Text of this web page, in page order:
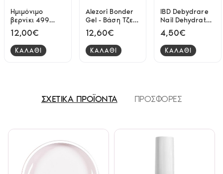
Ημιμόνιμο
βερνίκι 499
mahogany red
15ml Laloo
12,00€
ΚΑΛΑΘΙ
Alezori Bonder
Gel - Βάση Τζελ
15ml
12,60€
ΚΑΛΑΘΙ
IBD Debydrare
Nail Dehydrator
& Ph Balancing
Agent 14ml
4,50€
ΚΑΛΑΘΙ
ΣΧΕΤΙΚΑ ΠΡΟΪΟΝΤΑ ΠΡΟΣΦΟΡΕΣ